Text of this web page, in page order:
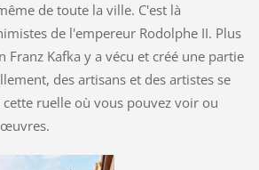
de toute la ville. C'est là
de l'empereur Rodolphe II. Plus
Franz Kafka y a vécu et créé une partie
des artisans et des artistes se
ruelle où vous pouvez voir ou